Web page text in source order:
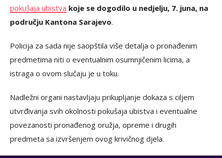
pokušaja ubistva koje se dogodilo u nedjelju, 7. juna, na
području Kantona Sarajevo.
Policija za sada nije saopštila više detalja o pronađenim
predmetima niti o eventualnim osumnjičenim licima, a
istraga o ovom slučaju je u toku.
Nadležni organi nastavljaju prikupljanje dokaza s ciljem
utvrđivanja svih okolnosti pokušaja ubistva i eventualne
povezanosti pronađenog oružja, opreme i drugih
predmeta sa izvršenjem ovog krivičnog djela.